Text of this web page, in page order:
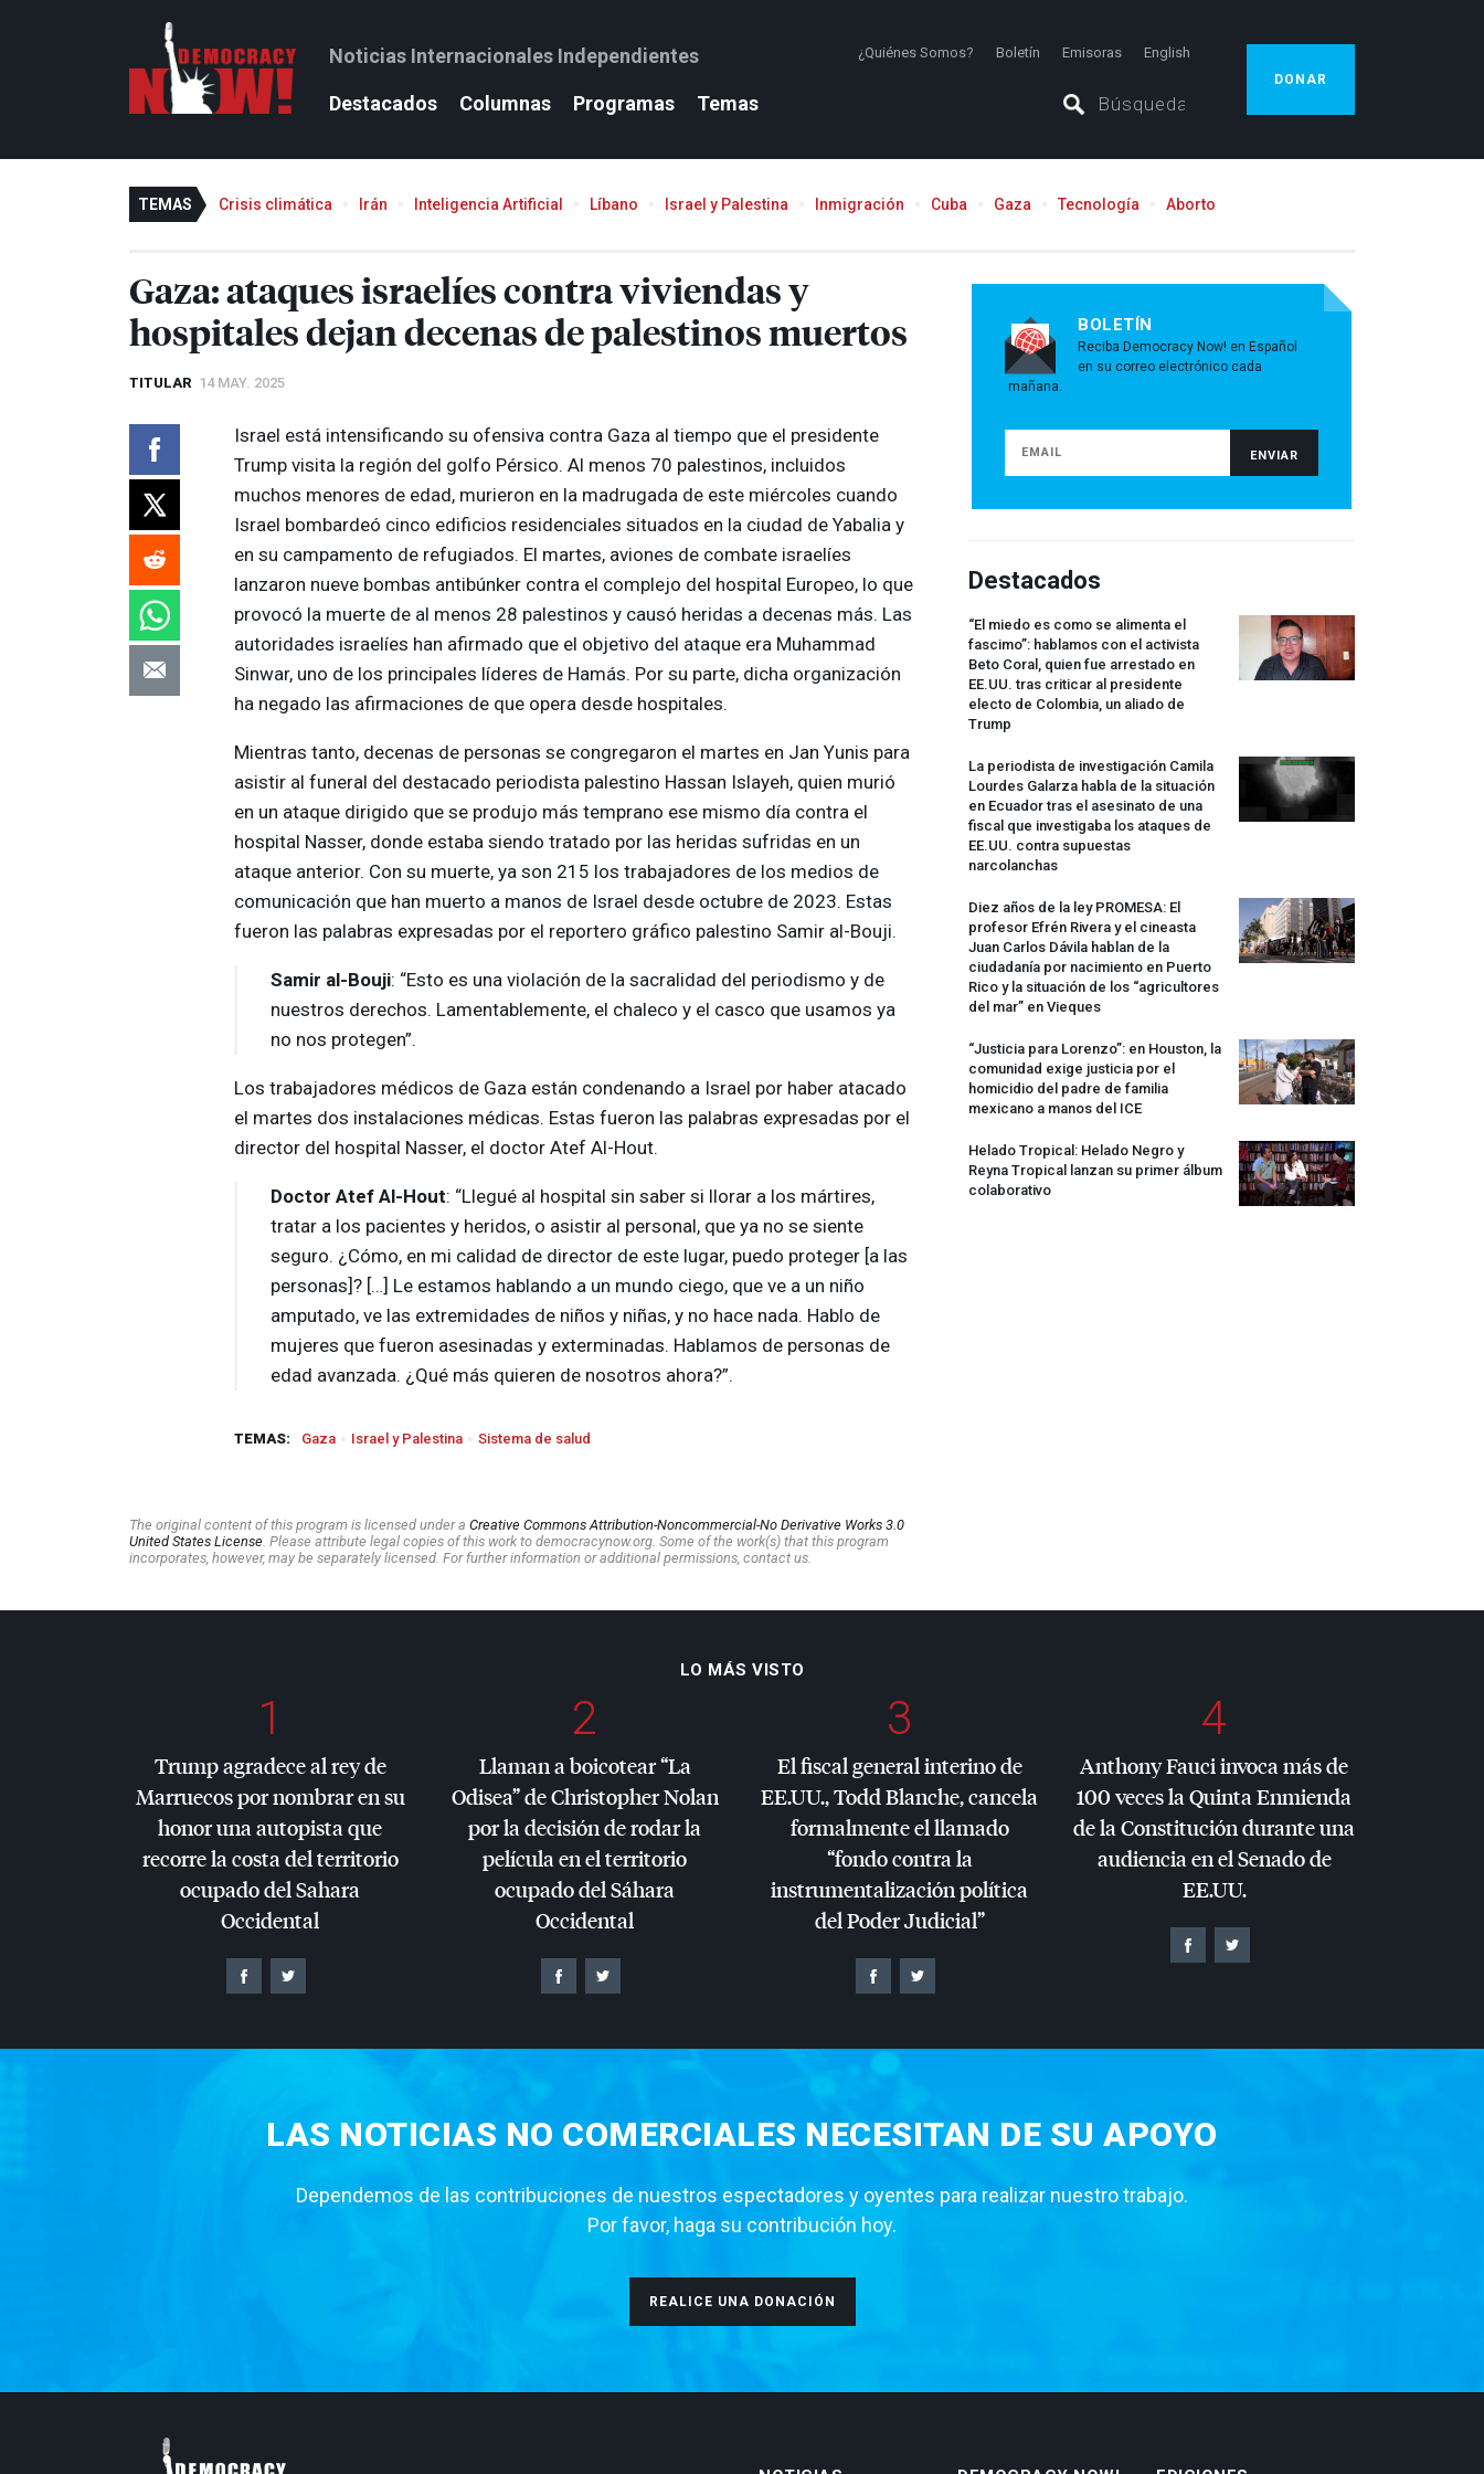
Noticias Internacionales Independientes ¿Quiénes Somos? Boletín Emisoras English
Destacados Columnas Programas Temas
DONAR
TEMAS Crisis climática Irán Inteligencia Artificial Líbano Israel y Palestina Inmigración Cuba Gaza Tecnología Aborto
Gaza: ataques israelíes contra viviendas y
hospitales dejan decenas de palestinos muertos
TITULAR 14 MAY. 2025
Israel está intensificando su ofensiva contra Gaza al tiempo que el presidente
Trump visita la región del golfo Pérsico. Al menos 70 palestinos, incluidos
muchos menores de edad, murieron en la madrugada de este miércoles cuando
Israel bombardeó cinco edificios residenciales situados en la ciudad de Yabalia y
en su campamento de refugiados. El martes, aviones de combate israelíes
lanzaron nueve bombas antibúnker contra el complejo del hospital Europeo, lo que
provocó la muerte de al menos 28 palestinos y causó heridas a decenas más. Las
autoridades israelíes han afirmado que el objetivo del ataque era Muhammad
Sinwar, uno de los principales líderes de Hamás. Por su parte, dicha organización
ha negado las afirmaciones de que opera desde hospitales.
Mientras tanto, decenas de personas se congregaron el martes en Jan Yunis para
asistir al funeral del destacado periodista palestino Hassan Islayeh, quien murió
en un ataque dirigido que se produjo más temprano ese mismo día contra el
hospital Nasser, donde estaba siendo tratado por las heridas sufridas en un
ataque anterior. Con su muerte, ya son 215 los trabajadores de los medios de
comunicación que han muerto a manos de Israel desde octubre de 2023. Estas
fueron las palabras expresadas por el reportero gráfico palestino Samir al-Bouji.
Samir al-Bouji: “Esto es una violación de la sacralidad del periodismo y de
nuestros derechos. Lamentablemente, el chaleco y el casco que usamos ya
no nos protegen”.
Los trabajadores médicos de Gaza están condenando a Israel por haber atacado
el martes dos instalaciones médicas. Estas fueron las palabras expresadas por el
director del hospital Nasser, el doctor Atef Al-Hout.
Doctor Atef Al-Hout: “Llegué al hospital sin saber si llorar a los mártires,
tratar a los pacientes y heridos, o asistir al personal, que ya no se siente
seguro. ¿Cómo, en mi calidad de director de este lugar, puedo proteger [a las
personas]? […] Le estamos hablando a un mundo ciego, que ve a un niño
amputado, ve las extremidades de niños y niñas, y no hace nada. Hablo de
mujeres que fueron asesinadas y exterminadas. Hablamos de personas de
edad avanzada. ¿Qué más quieren de nosotros ahora?”.
TEMAS: Gaza Israel y Palestina Sistema de salud
The original content of this program is licensed under a Creative Commons Attribution-Noncommercial-No Derivative Works 3.0
United States License . Please attribute legal copies of this work to democracynow.org. Some of the work(s) that this program
incorporates, however, may be separately licensed. For further information or additional permissions, contact us.
BOLETÍN
Reciba Democracy Now! en Español
en su correo electrónico cada
mañana.
Destacados
“El miedo es como se alimenta el
fascimo”: hablamos con el activista
Beto Coral, quien fue arrestado en
EE.UU. tras criticar al presidente
electo de Colombia, un aliado de
Trump
La periodista de investigación Camila
Lourdes Galarza habla de la situación
en Ecuador tras el asesinato de una
fiscal que investigaba los ataques de
EE.UU. contra supuestas
narcolanchas
Diez años de la ley PROMESA: El
profesor Efrén Rivera y el cineasta
Juan Carlos Dávila hablan de la
ciudadanía por nacimiento en Puerto
Rico y la situación de los “agricultores
del mar” en Vieques
“Justicia para Lorenzo”: en Houston, la
comunidad exige justicia por el
homicidio del padre de familia
mexicano a manos del ICE
Helado Tropical: Helado Negro y
Reyna Tropical lanzan su primer álbum
colaborativo
LO MÁS VISTO
1
Trump agradece al rey de
Marruecos por nombrar en su
honor una autopista que
recorre la costa del territorio
ocupado del Sahara
Occidental
2
Llaman a boicotear “La
Odisea” de Christopher Nolan
por la decisión de rodar la
película en el territorio
ocupado del Sáhara
Occidental
3
El fiscal general interino de
EE.UU., Todd Blanche, cancela
formalmente el llamado
“fondo contra la
instrumentalización política
del Poder Judicial”
4
Anthony Fauci invoca más de
100 veces la Quinta Enmienda
de la Constitución durante una
audiencia en el Senado de
EE.UU.
LAS NOTICIAS NO COMERCIALES NECESITAN DE SU APOYO
Dependemos de las contribuciones de nuestros espectadores y oyentes para realizar nuestro trabajo.
Por favor, haga su contribución hoy.
REALICE UNA DONACIÓN